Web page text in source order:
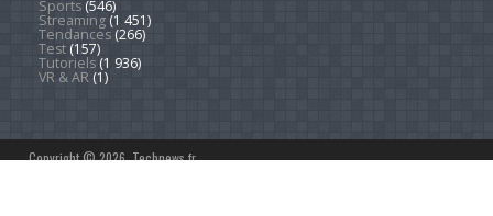
Sports(546)
Streaming(1 451)
Tendances(266)
Test(157)
Tutoriels(1 936)
VR & AR(1)
Copyright © 2026. Technews.fr